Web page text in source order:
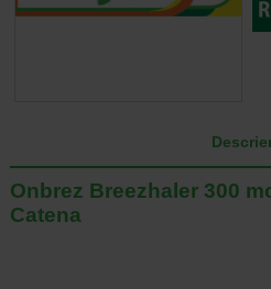
Onbrez Breezhaler 300
Catena